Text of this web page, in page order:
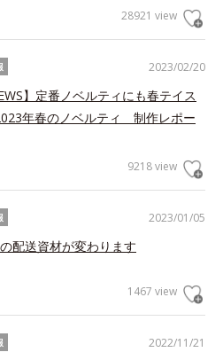
28921 view
2023/02/20
】定番ノベルティにも春テイス
年春のノベルティ 制作レポー
9218 view
2023/01/05
配送資材が変わります
1467 view
2022/11/21